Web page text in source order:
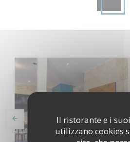
Il ristorante e i
utilizzano cookies